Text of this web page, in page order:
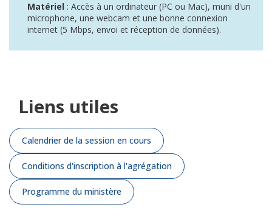
Matériel : Accès à un ordinateur (PC ou Mac), muni d'un
microphone, une webcam et une bonne connexion
internet (5 Mbps, envoi et réception de données).
Liens utiles
Calendrier de la session en cours
Conditions d'inscription à l'agrégation
Programme du ministère